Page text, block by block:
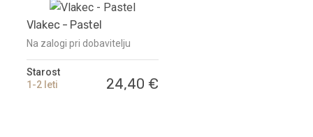
Vlakec - Pastel
Na zalogi pri dobavitelju
Starost
1-2 leti
24,40 €